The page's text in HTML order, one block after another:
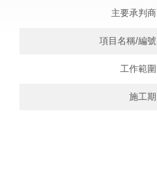
主要承判商
項目名稱/編號
工作範圍
施工期